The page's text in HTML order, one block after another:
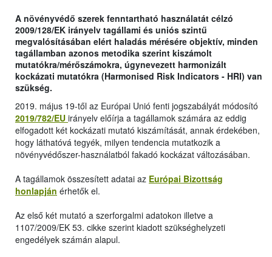
A növényvédő szerek fenntartható használatát célzó
2009/128/EK irányelv tagállami és uniós szintű
megvalósításában elért haladás mérésére objektív, minden
tagállamban azonos metodika szerint kiszámolt
mutatókra/mérőszámokra, úgynevezett harmonizált
kockázati mutatókra (Harmonised Risk Indicators - HRI) van
szükség.
2019. május 19-től az Európai Unió fenti jogszabályát módosító
2019/782/EU irányelv előírja a tagállamok számára az eddig
elfogadott két kockázati mutató kiszámítását, annak érdekében,
hogy láthatóvá tegyék, milyen tendencia mutatkozik a
növényvédőszer-használatból fakadó kockázat változásában.
A tagállamok összesített adatai az Európai Bizottság
honlapján érhetők el.
Az első két mutató a szerforgalmi adatokon illetve a
1107/2009/EK 53. cikke szerint kiadott szükséghelyzeti
engedélyek számán alapul.